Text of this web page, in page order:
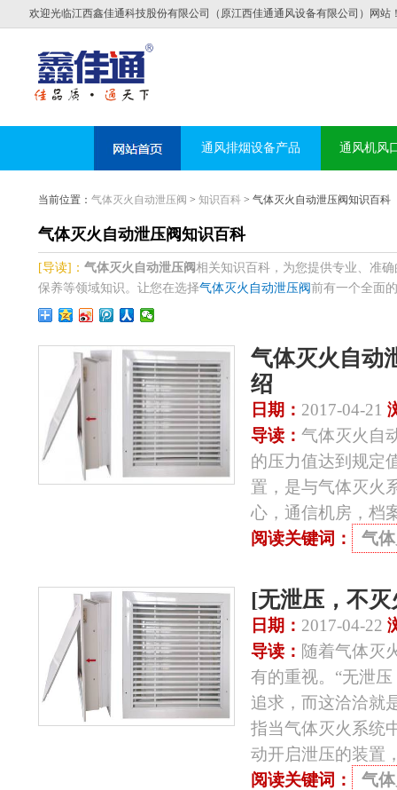
欢迎光临江西鑫佳通科技股份有限公司（原江西佳通通风设备有限公司）网站
通风排烟设备产品 通风机风
当前位置： 气体灭火自动泄压阀 > 知识百科> 气体灭火自动泄压阀知识百科
气体灭火自动泄压阀知识百科
[导读]： 气体灭火自动泄压阀相关知识百科，为您提供专业、准
保养等领域知识。让您在选择气体灭火自动泄压阀前有一个全面
气体灭火自动
绍
日期： 2017-04-21
导读： 气体灭火自
的压力值达到规定
置，是与气体灭火
心，通信机房，档
阅读关键词：
气
[无泄压，不
日期： 2017-04-22
导读： 随着气体灭
有的重视。“无泄
追求，而这洽洽就
指当气体灭火系统
动开启泄压的装置
阅读关键词：
气